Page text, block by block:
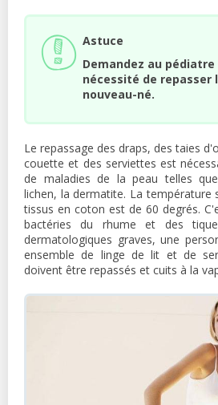
Astuce
Demandez au
nécessité de repasser
nouveau-né.
Le repassage des draps, des taies
couette et des serviettes est
de maladies de la peau telles
lichen, la dermatite. La température
tissus en coton est de 60 degrés.
bactéries du rhume et des
dermatologiques graves, une
ensemble de linge de lit et de
doivent être repassés et cuits à la